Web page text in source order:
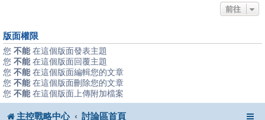
前往
版面權限
您 不能在這個版面發表主題
您 不能在這個版面回覆主題
您 不能在這個版面編輯您的文章
您 不能在這個版面刪除您的文章
您 不能在這個版面上傳附加檔案
主控戰略中心 討論區首頁